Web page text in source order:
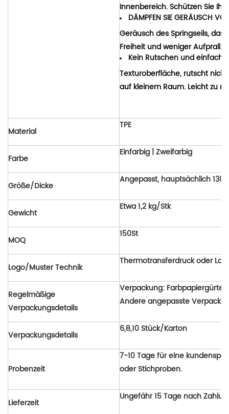
Innenbereich. Schützen Sie
DÄMPFEN SIE GERÄUSCH
Geräusch des Springseils,
Freiheit und weniger Aufprall.
Kein Rutschen und einfach
Texturoberfläche, rutscht
auf kleinem Raum. Leicht zu
Material
TPE
Farbe
Einfarbig | Zweifarbig
Größe/Dicke
Angepasst, hauptsächlich 130
Gewicht
Etwa 1,2 kg/Stk
MOQ
150St
Logo/Muster Technik
Thermotransferdruck oder
Regelmäßige
Verpackungsdetails
Verpackung: Farbpapiergürtel
Andere angepasste
Verpackungsdetails
6,8,10 Stück/Karton
Probenzeit
7-10 Tage für eine
oder Stichproben.
Lieferzeit
Ungefähr 15 Tage nach